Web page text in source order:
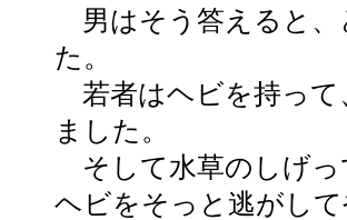
男はそう答えると、
た。
若者はヘビを持って
ました。
そして水草のしげっ
ヘビをそっと逃がし